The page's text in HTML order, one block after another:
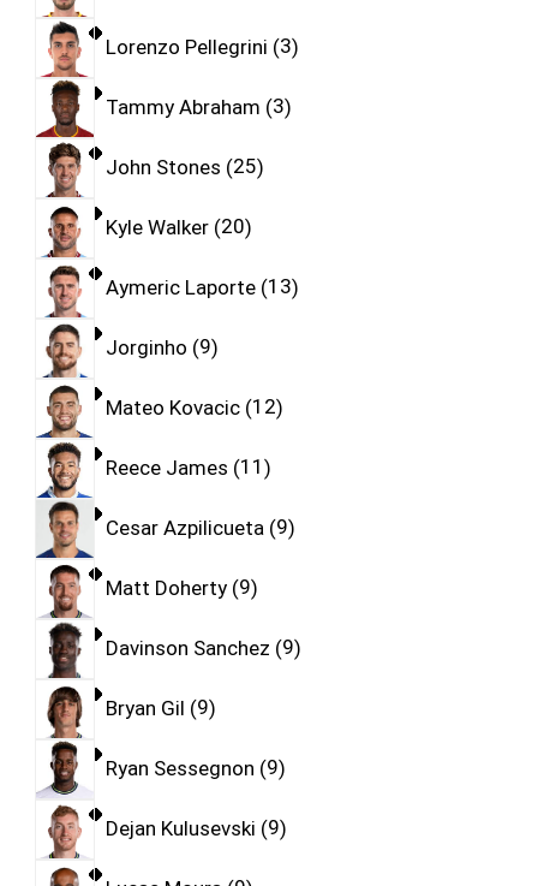
Lorenzo Pellegrini 3
Tammy Abraham 3
John Stones 25
Kyle Walker 20
Aymeric Laporte 13
Jorginho 9
Mateo Kovacic 12
Reece James 11
Cesar Azpilicueta 9
Matt Doherty 9
Davinson Sanchez 9
Bryan Gil 9
Ryan Sessegnon 9
Dejan Kulusevski 9